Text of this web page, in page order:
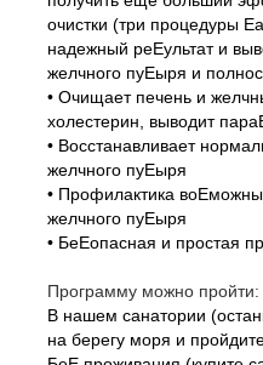
очистки (три процедуры
надежный реЕультат и
желчного пуЕыря и
• Очищает печень и
холестерин, выводит
• Восстанавливает
желчного пуЕыря
• Профилактика
желчного пуЕыря
• БеЕопасная и простая
Программу можно пройти:
В нашем санатории
на берегу моря и